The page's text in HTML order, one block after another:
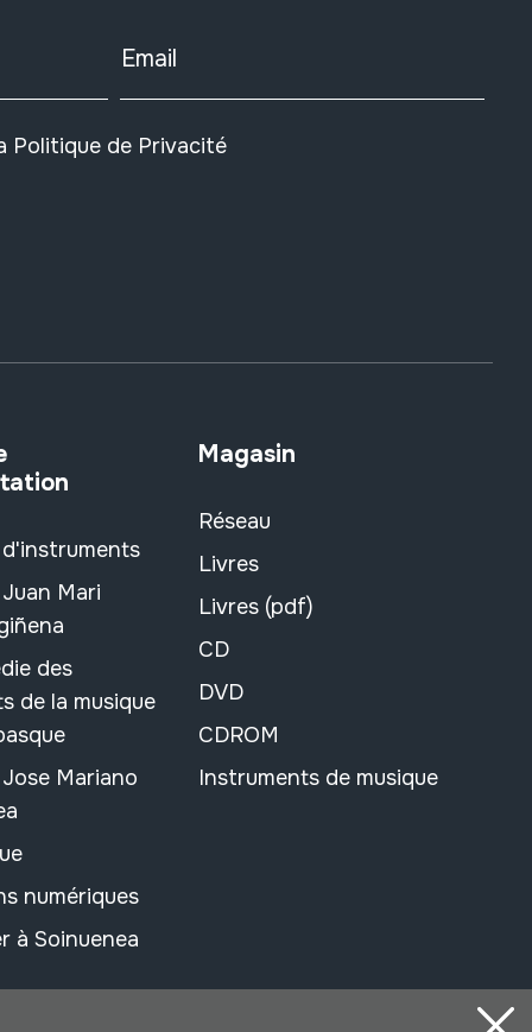
Email
Politique de Privacité
Mari
des
de la musique
Mariano
numériques
à Soinuenea
Magasin
Réseau
Livres
Livres (pdf)
CD
DVD
CDROM
Instruments de musique